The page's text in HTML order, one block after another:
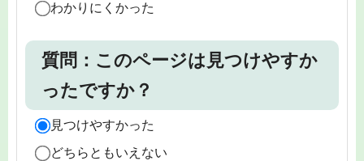
わかりにくかった
質問：このページは見つけやすか
ったですか？
見つけやすかった
どちらともいえない